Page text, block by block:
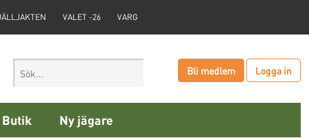
VALET -26 VARG
Bli medlem Logga in
Butik Ny jägare